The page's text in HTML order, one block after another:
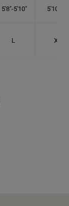
5'8"-5'10" 5'10"- 6'
L XL